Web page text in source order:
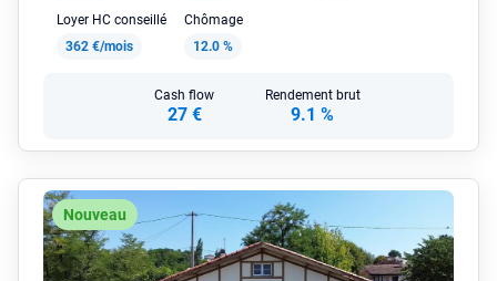
Loyer HC conseillé
362 €/mois
Chômage
12.0 %
Cash flow
27 €
Rendement brut
9.1 %
Nouveau